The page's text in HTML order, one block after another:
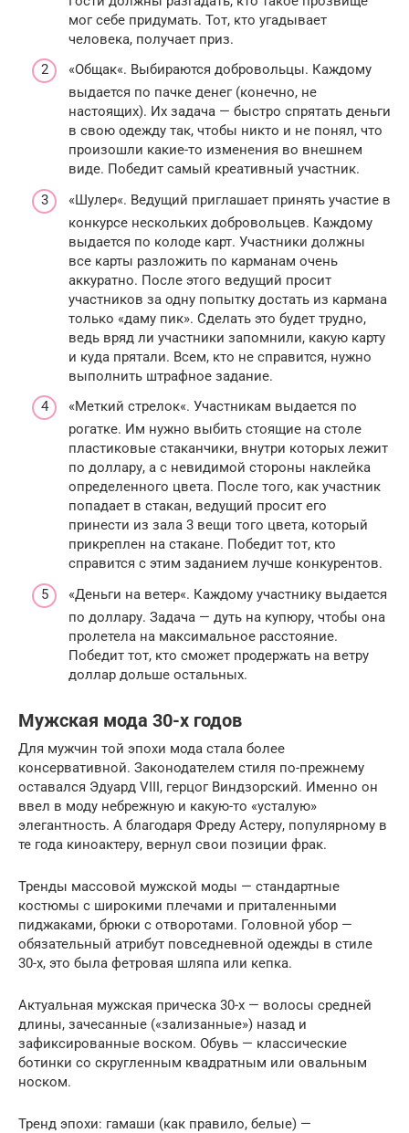
мог себе придумать. Тот, кто угадывает
человека, получает приз.
«Общак«. Выбираются добровольцы. Каждому
выдается по пачке денег (конечно, не
настоящих). Их задача — быстро спрятать деньги
в свою одежду так, чтобы никто и не понял, что
произошли какие-то изменения во внешнем
виде. Победит самый креативный участник.
«Шулер«. Ведущий приглашает принять участие в
конкурсе нескольких добровольцев. Каждому
выдается по колоде карт. Участники должны
все карты разложить по карманам очень
аккуратно. После этого ведущий просит
участников за одну попытку достать из кармана
только «даму пик». Сделать это будет трудно,
ведь вряд ли участники запомнили, какую карту
и куда прятали. Всем, кто не справится, нужно
выполнить штрафное задание.
«Меткий стрелок«. Участникам выдается по
рогатке. Им нужно выбить стоящие на столе
пластиковые стаканчики, внутри которых лежит
по доллару, а с невидимой стороны наклейка
определенного цвета. После того, как участник
попадает в стакан, ведущий просит его
принести из зала 3 вещи того цвета, который
прикреплен на стакане. Победит тот, кто
справится с этим заданием лучше конкурентов.
«Деньги на ветер«. Каждому участнику выдается
по доллару. Задача — дуть на купюру, чтобы она
пролетела на максимальное расстояние.
Победит тот, кто сможет продержать на ветру
доллар дольше остальных.
Мужская мода 30-х годов
Для мужчин той эпохи мода стала более
консервативной. Законодателем стиля по-прежнему
оставался Эдуард VIII, герцог Виндзорский. Именно он
ввел в моду небрежную и какую-то «усталую»
элегантность. А благодаря Фреду Астеру, популярному в
те года киноактеру, вернул свои позиции фрак.
Тренды массовой мужской моды — стандартные
костюмы с широкими плечами и приталенными
пиджаками, брюки с отворотами. Головной убор —
обязательный атрибут повседневной одежды в стиле
30-х, это была фетровая шляпа или кепка.
Актуальная мужская прическа 30-х — волосы средней
длины, зачесанные («зализанные») назад и
зафиксированные воском. Обувь — классические
ботинки со скругленным квадратным или овальным
носком.
Тренд эпохи: гамаши (как правило, белые) —